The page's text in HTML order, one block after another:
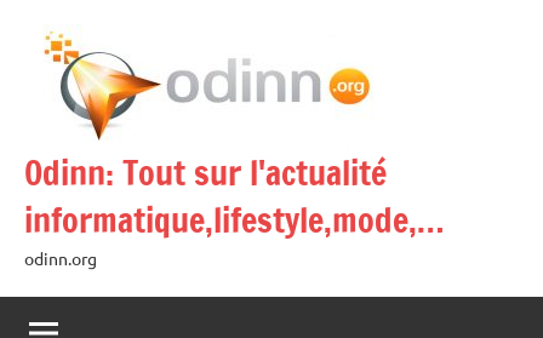
contenu
Odinn: Tout sur l'actualité
informatique,lifestyle,mode,…
odinn.org